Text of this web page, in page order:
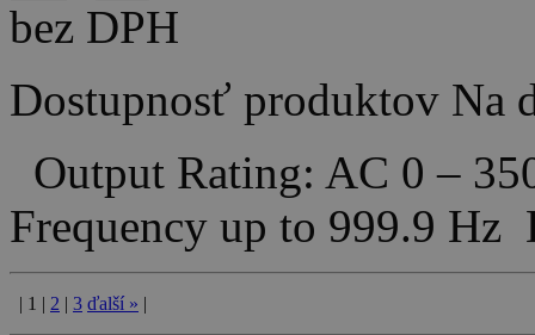
bez DPH
Dostupnosť produktov Na
Output Rating: AC 0 –
Frequency up to 999.9
| 1 | 2 | 3 ďalší » |